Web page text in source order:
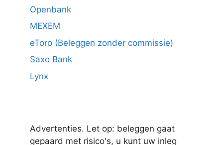
Openbank
MEXEM
eToro (Beleggen zonder commissie)
Saxo Bank
Lynx
Advertenties. Let op: beleggen gaat
gepaard met risico's, u kunt uw inleg